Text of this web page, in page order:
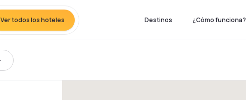
Ver todos los hoteles Destinos ¿Cómo funciona?